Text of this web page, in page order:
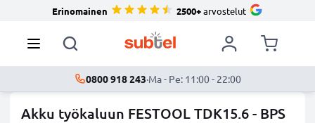
Erinomainen 2500+arvostelut
0800 918 243·Ma - Pe: 11:00 - 22:00
Akku työkaluun FESTOOL TDK15.6 - BPS